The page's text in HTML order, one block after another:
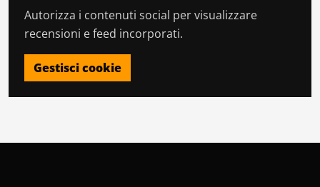
Autorizza i contenuti social per visualizzare
recensioni e feed incorporati.
Gestisci cookie